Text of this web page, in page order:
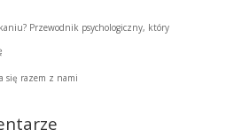
Przewodnik psychologiczny, który
się razem z nami